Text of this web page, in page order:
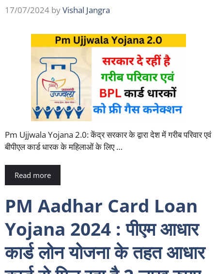
17/07/2024 byVishal Jangra
Pm Ujjwala Yojana 2.0: केंद्र सरकार के द्वारा देश में गरीब परिवार एवं
बीपीएल कार्ड धारक के महिलाओं के लिए …
Read more
PM Aadhar Card Loan
Yojana 2024 : पीएम आधार
कार्ड लोन योजना के तहत आधार